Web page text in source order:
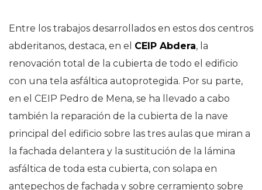
Entre los trabajos desarrollados en estos dos centros
abderitanos, destaca, en el CEIP Abdera, la
renovación total de la cubierta de todo el edificio
con una tela asfáltica autoprotegida. Por su parte,
en el CEIP Pedro de Mena, se ha llevado a cabo
también la reparación de la cubierta de la nave
principal del edificio sobre las tres aulas que miran a
la fachada delantera y la sustitución de la lámina
asfáltica de toda esta cubierta, con solapa en
antepechos de fachada y sobre cerramiento sobre